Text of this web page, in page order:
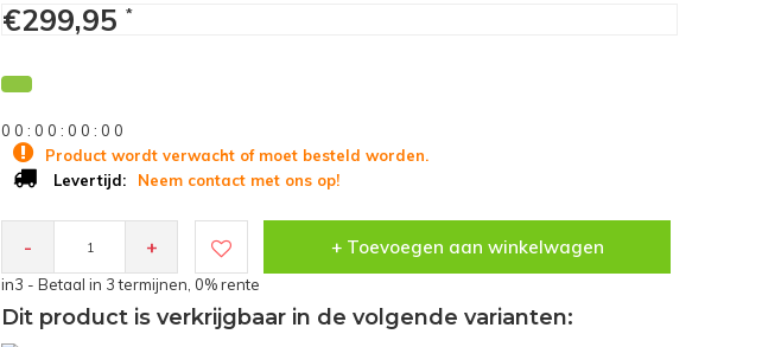
€299,95 *
0 0 : 0 0 : 0 0 : 0 0
Product wordt verwacht of moet besteld worden.
Levertijd:
Neem contact met ons op!
- + + Toevoegen aan winkelwagen
in3 - Betaal in 3 termijnen, 0% rente
Dit product is verkrijgbaar in de volgende varianten: